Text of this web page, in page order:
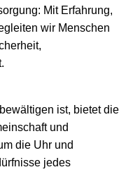
Mit Erfahrung,
wir Menschen
ist, bietet die
und
die Uhr und
jedes